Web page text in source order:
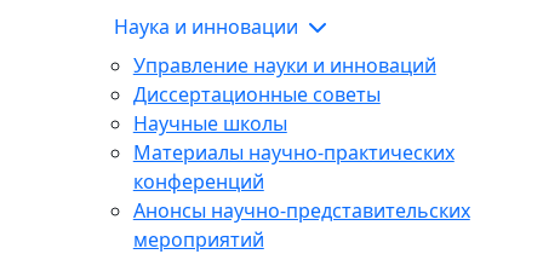
Наука и инновации
Управление науки и инноваций
Диссертационные советы
Научные школы
Материалы научно-практических
конференций
Анонсы научно-представительских
мероприятий